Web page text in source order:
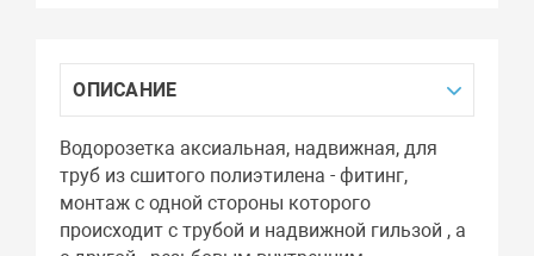
ОПИСАНИЕ
Водорозетка аксиальная, надвижная, для
труб из сшитого полиэтилена - фитинг,
монтаж с одной стороны которого
проиcходит с трубой и надвижной гильзой , а